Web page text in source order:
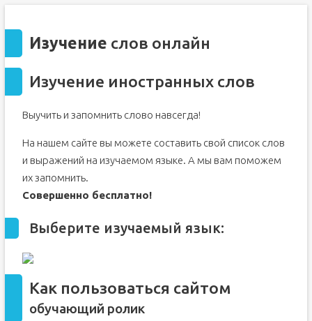
Выберите изучаемый язык:
Изучение иностранных языков
Зачем мне это?
Изучение всех английских слов онлайн
150 полезных ссылок для самостоятельного изучения
английского
Аудирование
Изучение слов онлайн
Изучение иностранных слов
Выучить и запомнить слово навсегда!
На нашем сайте вы можете составить свой список слов
и выражений на изучаемом языке. А мы вам поможем
их запомнить.
Совершенно бесплатно!
Выберите изучаемый язык:
Как пользоваться сайтом
обучающий ролик